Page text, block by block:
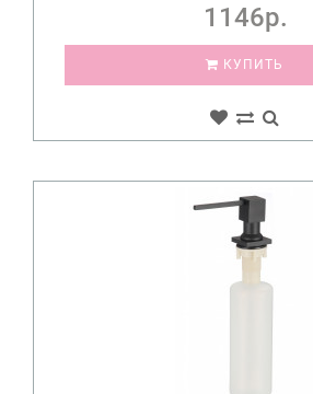
1146р.
КУПИТЬ